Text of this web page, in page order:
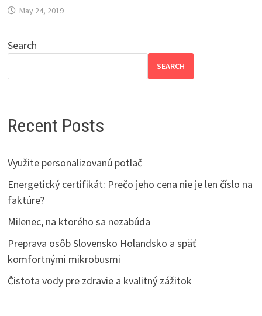
May 24, 2019
Search
SEARCH
Recent Posts
Využite personalizovanú potlač
Energetický certifikát: Prečo jeho cena nie je len číslo na
faktúre?
Milenec, na ktorého sa nezabúda
Preprava osôb Slovensko Holandsko a späť
komfortnými mikrobusmi
Čistota vody pre zdravie a kvalitný zážitok